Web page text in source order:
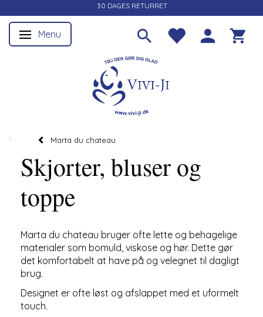
30 DAGES RETURRET
Skifte navigation
Menu
Marta du chateau
Skjorter, bluser og
toppe
Marta du chateau bruger ofte lette og behagelige
materialer som bomuld, viskose og hør. Dette gør
det komfortabelt at have på og velegnet til dagligt
brug.
Designet er ofte løst og afslappet med et uformelt
touch.